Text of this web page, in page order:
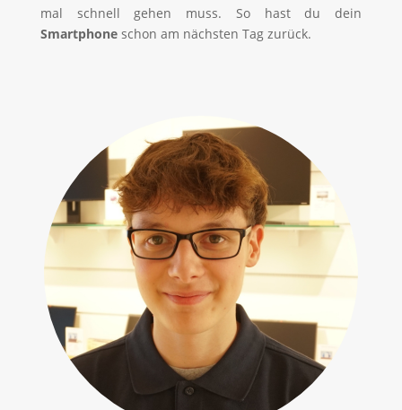
mal schnell gehen muss. So hast du dein
Smartphoneschon am nächsten Tag zurück.